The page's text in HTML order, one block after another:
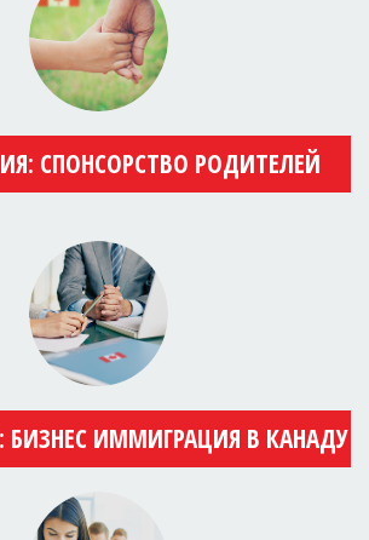
СПОНСОРСТВО РОДИТЕЛЕЙ
ИММИГРАЦИЯ В КАНАДУ